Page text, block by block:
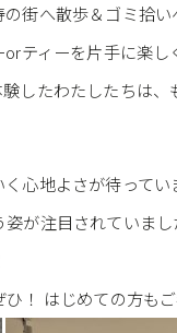
街へ散歩＆ゴミ拾
ティーを片手に楽し
たわたしたちは、も
心地よさが待って
が注目されていま
ひ！ はじめての方も